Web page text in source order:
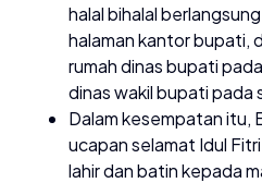
halal bihalal
halaman kantor bupati,
rumah dinas bupati
dinas wakil bupati pada
Dalam kesempatan itu,
ucapan selamat Idul
lahir dan batin kepada